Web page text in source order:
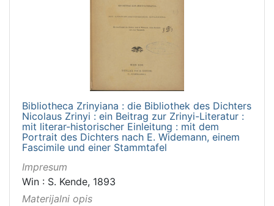
Bibliotheca Zrinyiana : die Bibliothek des Dichters
Nicolaus Zrinyi : ein Beitrag zur Zrinyi-Literatur :
mit literar-historischer Einleitung : mit dem
Portrait des Dichters nach E. Widemann, einem
Fascimile und einer Stammtafel
Impresum
Win : S. Kende, 1893
Materijalni opis